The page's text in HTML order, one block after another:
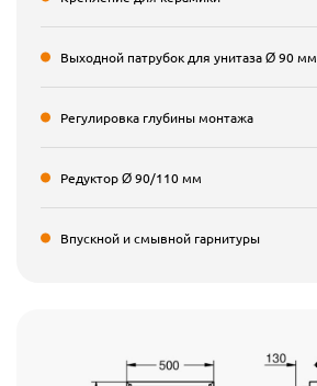
Выходной патрубок для унитаза Ø 90 мм
Регулировка глубины монтажа
Редуктор Ø 90/110 мм
Впускной и смывной гарнитуры